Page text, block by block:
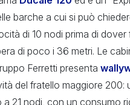
barche a cui si può
di 10 nodi prima di
di poco i 36 metri. Le
Ferretti presenta
del fratello maggiore 200:
a 21 nodi, con un consumo